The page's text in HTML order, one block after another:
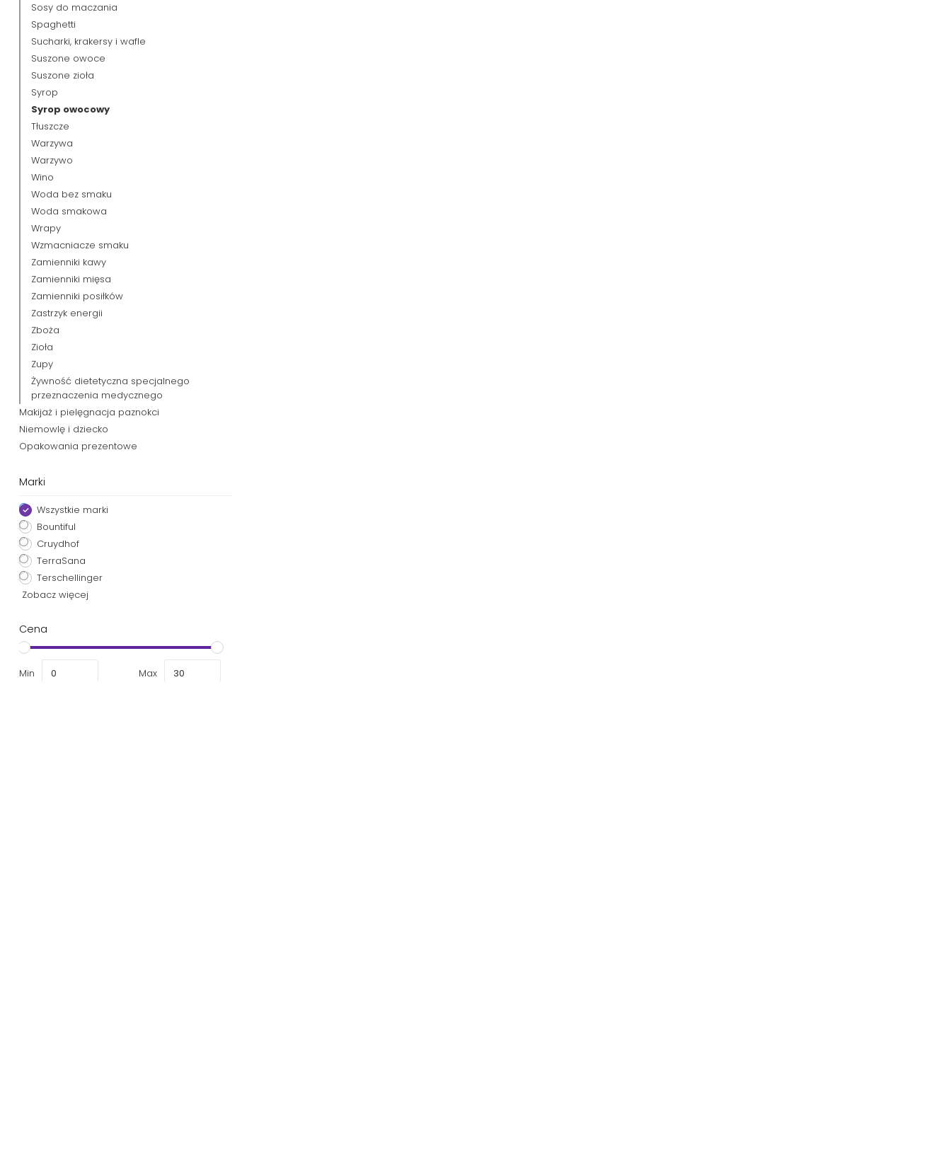
Sosy do maczania
Spaghetti
Sucharki, krakersy i wafle
Suszone owoce
Suszone zioła
Syrop
Syrop owocowy
Tłuszcze
Warzywa
Warzywo
Wino
Woda bez smaku
Woda smakowa
Wrapy
Wzmacniacze smaku
Zamienniki kawy
Zamienniki mięsa
Zamienniki posiłków
Zastrzyk energii
Zboża
Zioła
Zupy
Żywność dietetyczna specjalnego
przeznaczenia medycznego
Makijaż i pielęgnacja paznokci
Niemowlę i dziecko
Opakowania prezentowe
Marki
Wszystkie marki
Bountiful
Cruydhof
TerraSana
Terschellinger
Zobacz więcej
Cena
Min Max